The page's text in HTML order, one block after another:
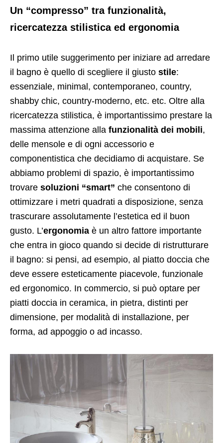
Un “compresso” tra funzionalità,
ricercatezza stilistica ed ergonomia
Il primo utile suggerimento per iniziare ad arredare
il bagno è quello di scegliere il giusto stile:
essenziale, minimal, contemporaneo, country,
shabby chic, country-moderno, etc. etc. Oltre alla
ricercatezza stilistica, è importantissimo prestare la
massima attenzione alla funzionalità dei mobili,
delle mensole e di ogni accessorio e
componentistica che decidiamo di acquistare. Se
abbiamo problemi di spazio, è importantissimo
trovare soluzioni “smart” che consentono di
ottimizzare i metri quadrati a disposizione, senza
trascurare assolutamente l’estetica ed il buon
gusto. L’ergonomia è un altro fattore importante
che entra in gioco quando si decide di ristrutturare
il bagno: si pensi, ad esempio, al piatto doccia che
deve essere esteticamente piacevole, funzionale
ed ergonomico. In commercio, si può optare per
piatti doccia in ceramica, in pietra, distinti per
dimensione, per modalità di installazione, per
forma, ad appoggio o ad incasso.